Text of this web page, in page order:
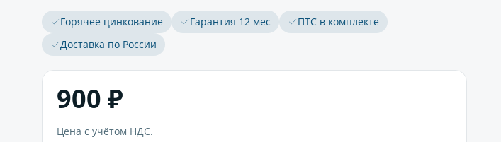
Горячее цинкование Гарантия 12 мес
ПТС в комплекте
Доставка по России
900 ₽
Цена с учётом НДС.